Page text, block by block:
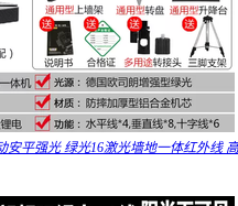
安平强光 绿光16激光墙地一体红外线